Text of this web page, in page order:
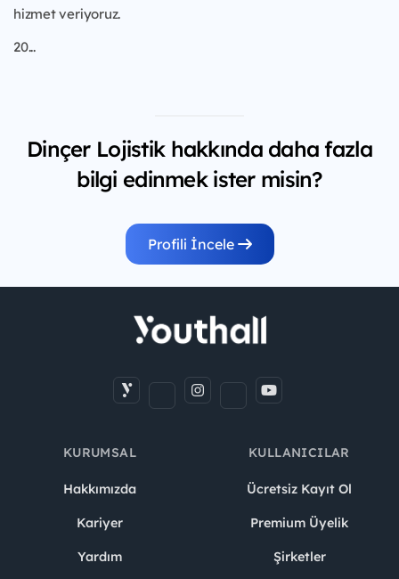
hizmet veriyoruz.
20...
Dinçer Lojistik hakkında daha fazla
bilgi edinmek ister misin?
Profili İncele
KURUMSAL
Hakkımızda
Kariyer
Yardım
KULLANICILAR
Ücretsiz Kayıt Ol
Premium Üyelik
Şirketler